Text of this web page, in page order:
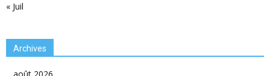
« Juil
Archives